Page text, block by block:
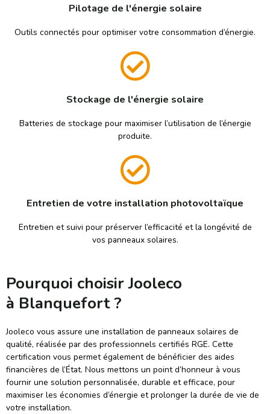
Pilotage de l'énergie solaire
Outils connectés pour optimiser votre consommation d’énergie.
Stockage de l'énergie solaire
Batteries de stockage pour maximiser l’utilisation de l’énergie
produite.
Entretien de votre installation photovoltaïque
Entretien et suivi pour préserver l’efficacité et la longévité de
vos panneaux solaires.
Pourquoi choisir Jooleco
à Blanquefort ?
Jooleco vous assure une installation de panneaux solaires de
qualité, réalisée par des professionnels certifiés RGE. Cette
certification vous permet également de bénéficier des aides
financières de l’État. Nous mettons un point d’honneur à vous
fournir une solution personnalisée, durable et efficace, pour
maximiser les économies d’énergie et prolonger la durée de vie de
votre installation.